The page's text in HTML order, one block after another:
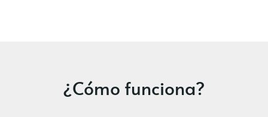
¿Cómo funciona?